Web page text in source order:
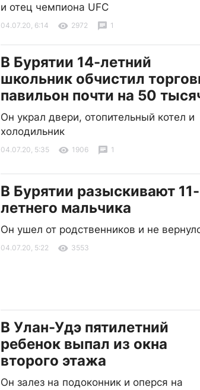
и отец чемпиона UFC
04.07.20, 6:14 2972 1
В Бурятии 14-летний
школьник обчистил
павильон почти на 50
Он украл двери, отопительный котел и
холодильник
04.07.20, 5:35 1906 1
В Бурятии разыскивают 11-
летнего мальчика
Он ушел от родственников и не
04.07.20, 5:22 3553
В Улан-Удэ пятилетний
ребенок выпал из окна
второго этажа
Он залез на подоконник и оперся на